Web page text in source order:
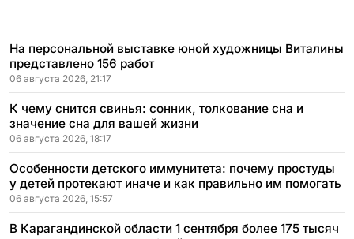
На персональной выставке юной художницы Виталины
представлено 156 работ
06 августа 2026, 21:17
К чему снится свинья: сонник, толкование сна и
значение сна для вашей жизни
06 августа 2026, 18:17
Особенности детского иммунитета: почему простуды
у детей протекают иначе и как правильно им помогать
06 августа 2026, 15:57
В Карагандинской области 1 сентября более 175 тысяч